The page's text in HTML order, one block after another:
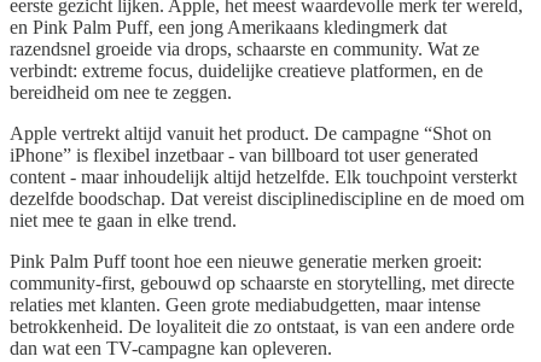
eerste gezicht lijken. Apple, het meest waardevolle merk ter wereld,
en Pink Palm Puff, een jong Amerikaans kledingmerk dat
razendsnel groeide via drops, schaarste en community. Wat ze
verbindt: extreme focus, duidelijke creatieve platformen, en de
bereidheid om nee te zeggen.
Apple vertrekt altijd vanuit het product. De campagne “Shot on
iPhone” is flexibel inzetbaar - van billboard tot user generated
content - maar inhoudelijk altijd hetzelfde. Elk touchpoint versterkt
dezelfde boodschap. Dat vereist disciplinediscipline en de moed om
niet mee te gaan in elke trend.
Pink Palm Puff toont hoe een nieuwe generatie merken groeit:
community-first, gebouwd op schaarste en storytelling, met directe
relaties met klanten. Geen grote mediabudgetten, maar intense
betrokkenheid. De loyaliteit die zo ontstaat, is van een andere orde
dan wat een TV-campagne kan opleveren.